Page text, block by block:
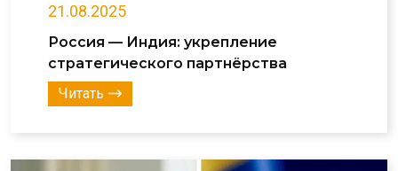
21.08.2025
Россия — Индия: укрепление
стратегического партнёрства
Читать